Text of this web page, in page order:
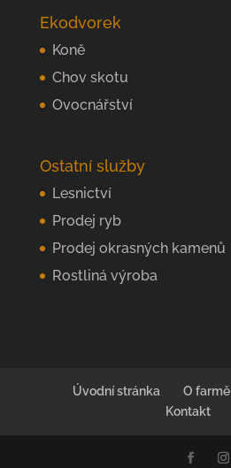
Ekodvorek
Koně
Chov skotu
Ovocnářství
Ostatní služby
Lesnictví
Prodej ryb
Prodej okrasných kamenů
Rostliná výroba
Úvodní stránka O farmě
Kontakt